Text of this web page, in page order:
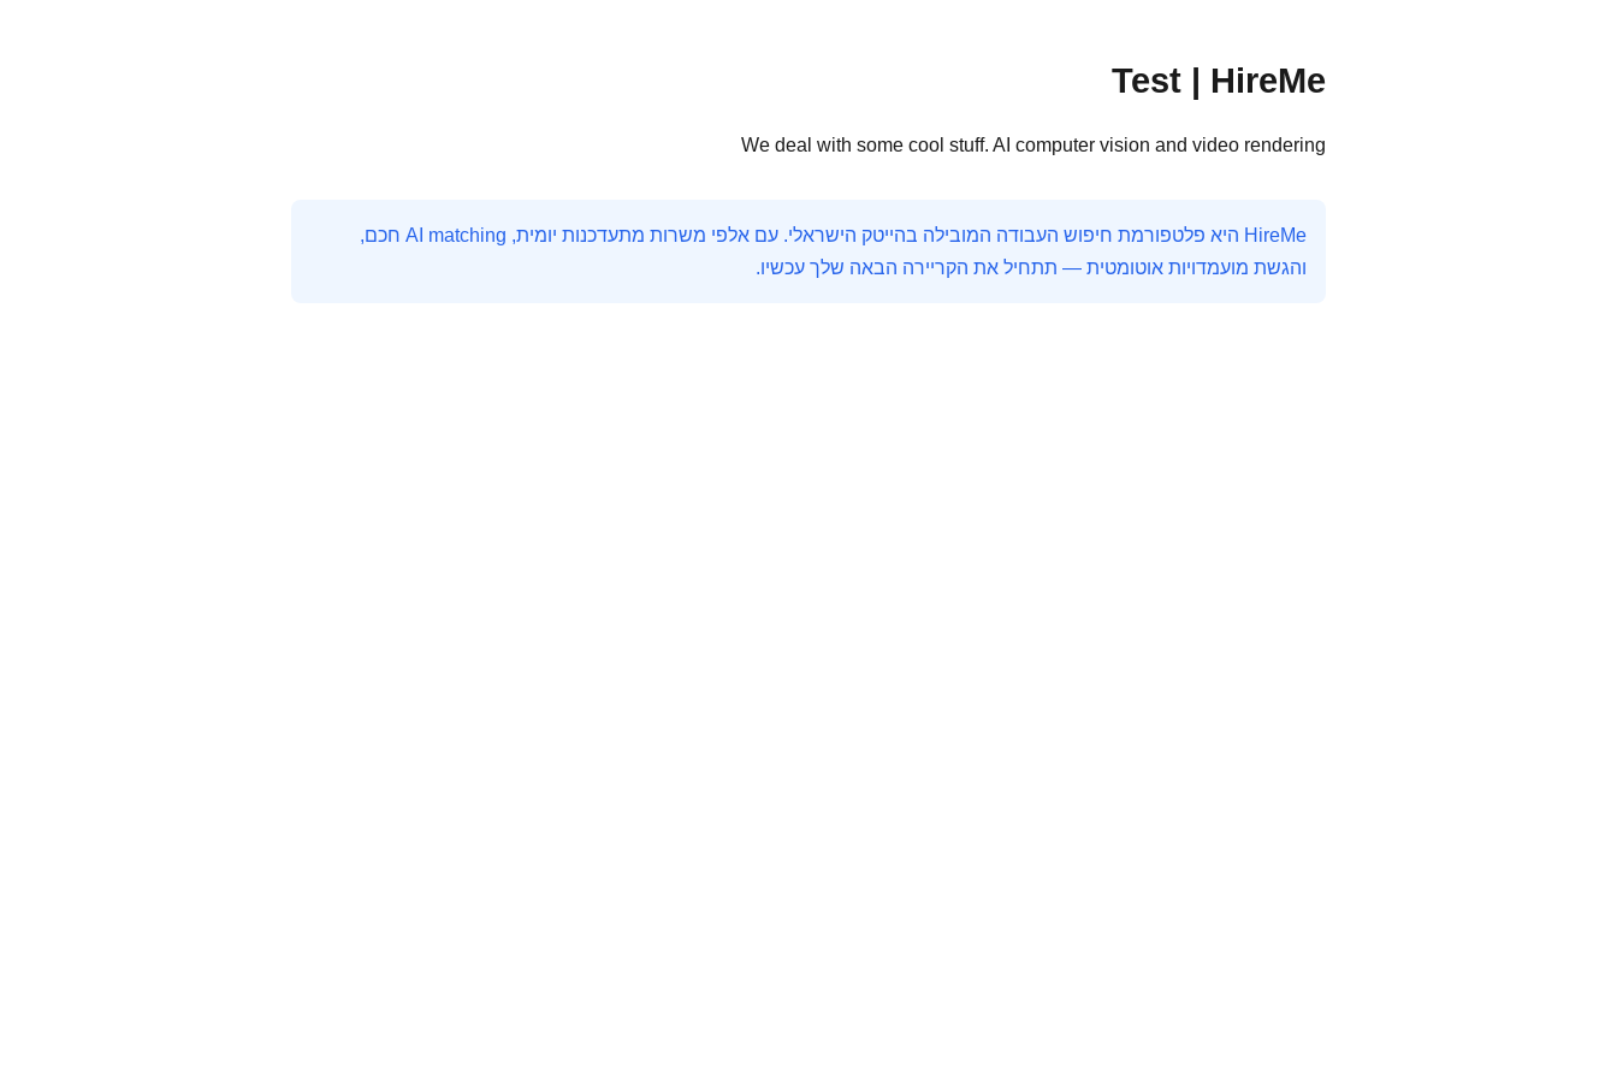
Test | HireMe
We deal with some cool stuff. AI computer vision and video rendering
HireMe היא פלטפורמת חיפוש העבודה המובילה בהייטק הישראלי. עם אלפי משרות מתעדכנות יומית, AI matching חכם,
והגשת מועמדויות אוטומטית — תתחיל את הקריירה הבאה שלך עכשיו.